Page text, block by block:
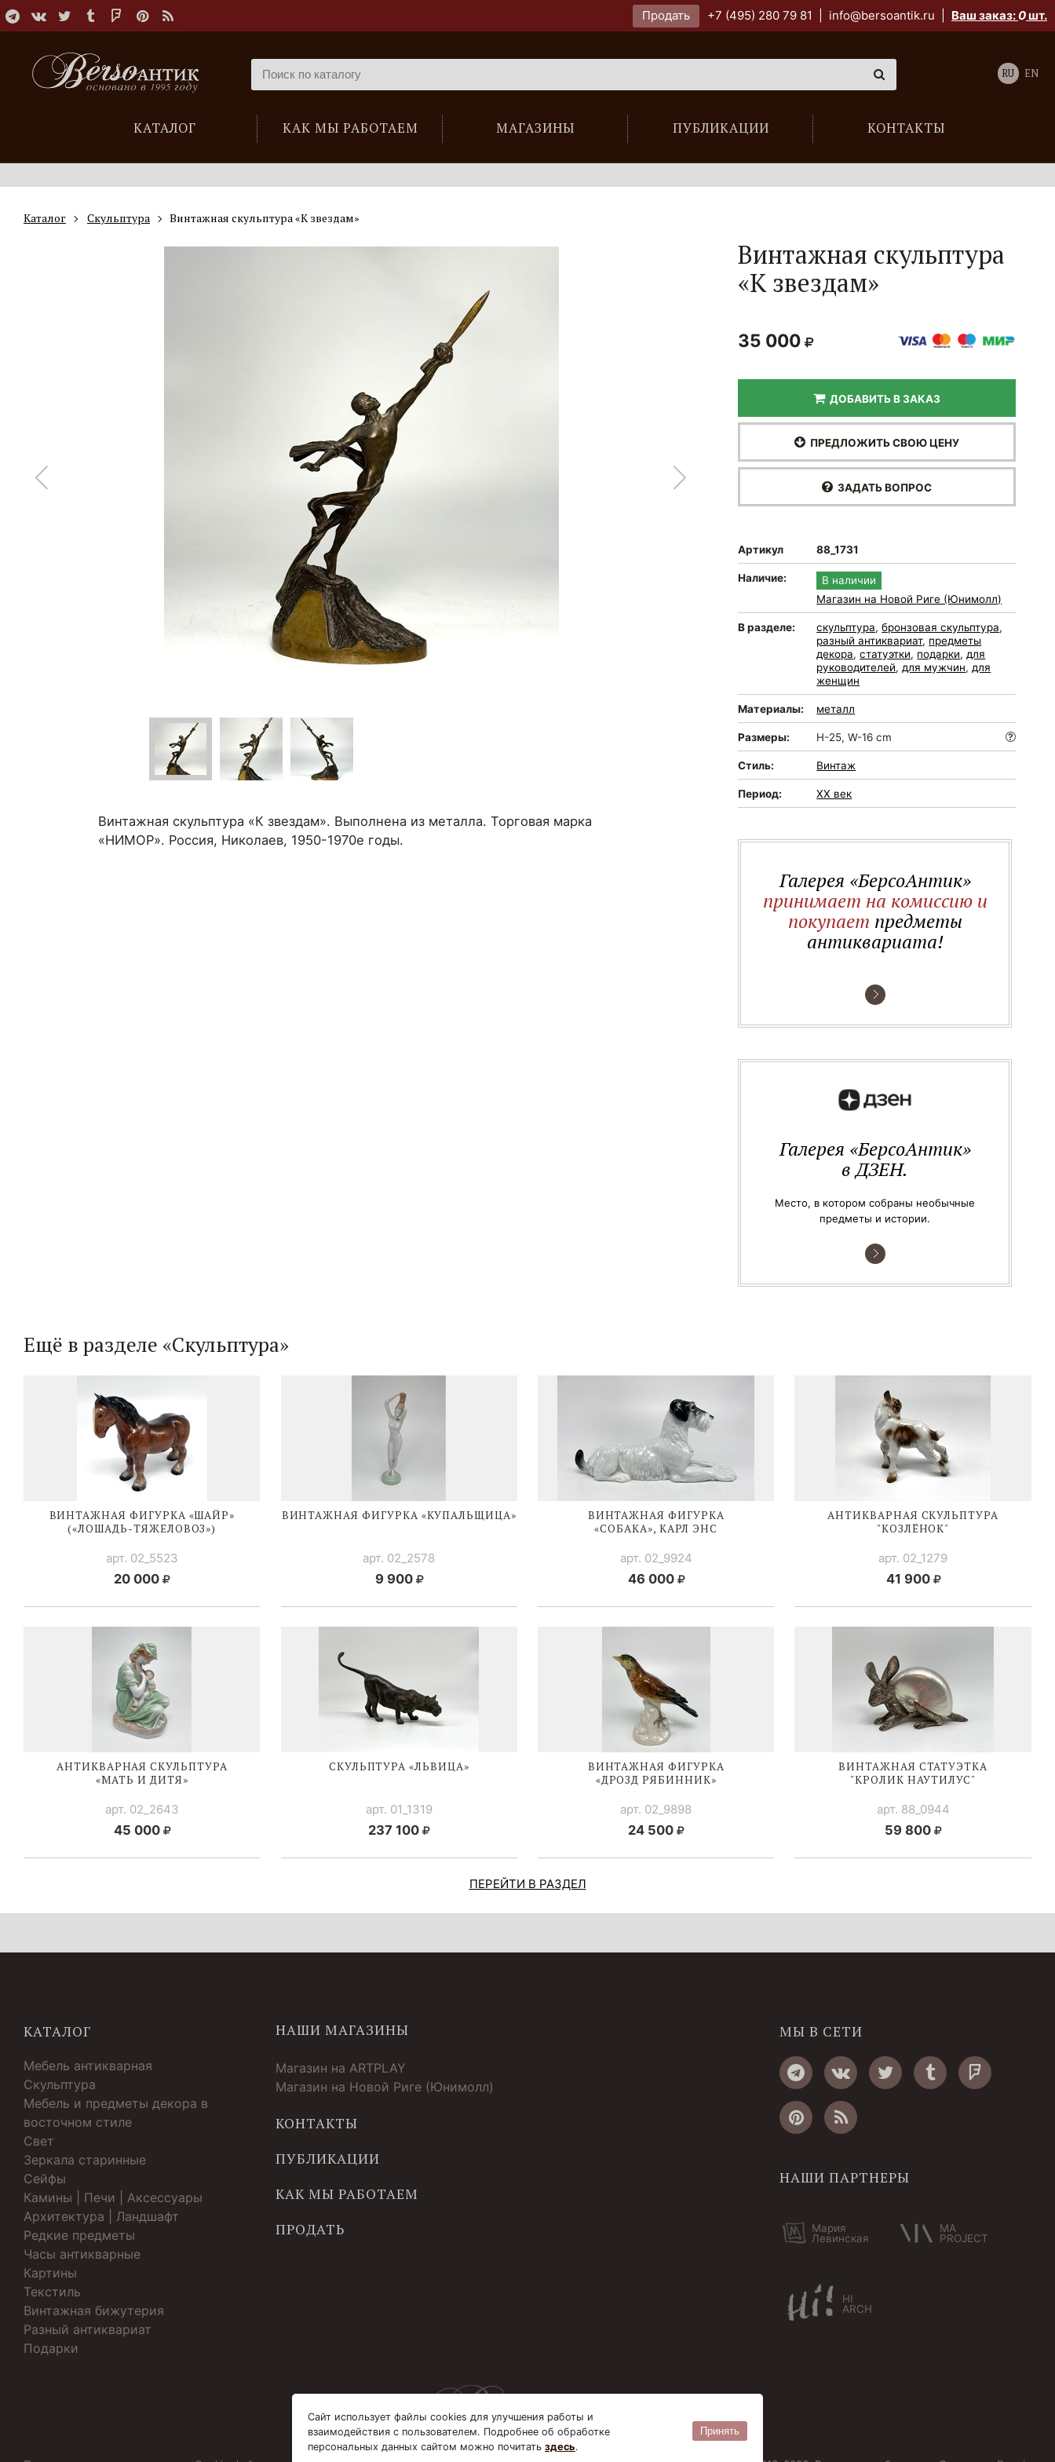
Продать +7 (495) 280 79 81 info@bersoantik.ru Ваш заказ:0шт.
КАТАЛОГ КАК МЫ РАБОТАЕМ МАГАЗИНЫ ПУБЛИКАЦИИ КОНТАКТЫ
RU EN
Каталог Скульптура Винтажная скульптура «К звездам»
Винтажная скульптура «К звездам». Выполнена из металла. Торговая марка
«НИМОР». Россия, Николаев, 1950-1970е годы.
Винтажная скульптура
«К звездам»
35 000
ДОБАВИТЬ В ЗАКАЗ
ПРЕДЛОЖИТЬ СВОЮ ЦЕНУ
ЗАДАТЬ ВОПРОС
Артикул 88_1731
Наличие:
В наличии
Магазин на Новой Риге (Юнимолл)
В разделе: скульптура,бронзовая скульптура,
разный антиквариат, предметы
декора,статуэтки, подарки, для
руководителей, для мужчин, для
женщин
Материалы: металл
Размеры: H-25, W-16 cm
Стиль: Винтаж
Период: XX век
Галерея «БерсоАнтик»
принимает на комиссию и
покупает предметы
антиквариата!
Галерея «БерсоАнтик»
в ДЗЕН.
Место, в котором собраны необычные
предметы и истории.
Ещё в разделе «Скульптура»
ВИНТАЖНАЯ ФИГУРКА «ШАЙР»
(«ЛОШАДЬ-ТЯЖЕЛОВОЗ»)
арт. 02_5523
20 000
ВИНТАЖНАЯ ФИГУРКА «КУПАЛЬЩИЦА»
арт. 02_2578
9 900
ВИНТАЖНАЯ ФИГУРКА
«СОБАКА», КАРЛ ЭНС
арт. 02_9924
46 000
АНТИКВАРНАЯ СКУЛЬПТУРА
"КОЗЛЁНОК"
арт. 02_1279
41 900
АНТИКВАРНАЯ СКУЛЬПТУРА
«МАТЬ И ДИТЯ»
арт. 02_2643
45 000
СКУЛЬПТУРА «ЛЬВИЦА»
арт. 01_1319
237 100
ВИНТАЖНАЯ ФИГУРКА
«ДРОЗД РЯБИННИК»
арт. 02_9898
24 500
ВИНТАЖНАЯ СТАТУЭТКА
"КРОЛИК НАУТИЛУС"
арт. 88_0944
59 800
ПЕРЕЙТИ В РАЗДЕЛ
КАТАЛОГ
Мебель антикварная
Скульптура
Мебель и предметы декора в
восточном стиле
Свет
Зеркала старинные
Cейфы
Камины | Печи | Аксессуары
Архитектура | Ландшафт
Редкие предметы
Часы антикварные
Картины
Текстиль
Винтажная бижутерия
Разный антиквариат
Подарки
НАШИ МАГАЗИНЫ
Магазин на ARTPLAY
Магазин на Новой Риге (Юнимолл)
КОНТАКТЫ
ПУБЛИКАЦИИ
КАК МЫ РАБОТАЕМ
ПРОДАТЬ
МЫ В СЕТИ
НАШИ ПАРТНЕРЫ
Мария
Левинская
MA
PROJECT
HI
ARCH
Сайт использует файлы cookies для улучшения работы и
взаимодействия с пользователем. Подробнее об обработке
персональных данных сайтом можно почитать здесь.
Принять